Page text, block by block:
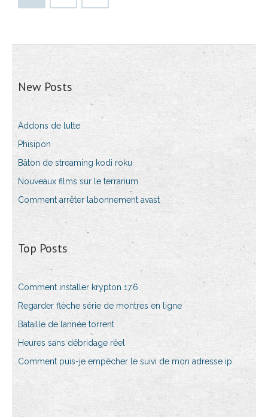
New Posts
Addons de lutte
Phisipon
Bâton de streaming kodi roku
Nouveaux films sur le terrarium
Comment arrêter labonnement avast
Top Posts
Comment installer krypton 17.6
Regarder flèche série de montres en ligne
Bataille de lannée torrent
Heures sans débridage réel
Comment puis-je empêcher le suivi de mon adresse ip